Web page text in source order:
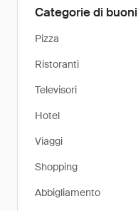
Categorie di buoni
Pizza
Ristoranti
Televisori
Hotel
Viaggi
Shopping
Abbigliamento